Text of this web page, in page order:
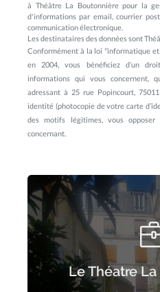
à Théâtre La Boutonnière pour la
d'informations par email, courrier
communication électronique.
Les destinataires des données sont
Conformément à la loi "informatique
en 2004, vous bénéficiez d’un
informations qui vous concernent,
adressant à 25 rue Popincourt,
identité (photocopie de votre carte
des motifs légitimes, vous
concernant.
Le Théatre
+33(0)1 43